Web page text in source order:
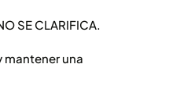
SE CLARIFICA.
una